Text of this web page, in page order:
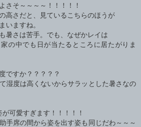
さそ～～～～！！！！！
高さだと、見ているこちらのほうが
いますね。
暑さは苦手。でも、なぜかレイは
の中でも日が当たるところに居たがりま
ですか？？？？？
湿度は高くないからサラッとした暑さなの
可愛すぎます！！！！！
手席の間から姿を出す姿も同じだわ～～～